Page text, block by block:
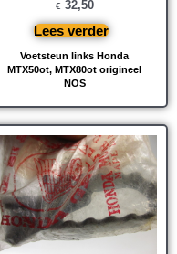
Voetsteun links Honda
MTX50ot, MTX80ot origineel
NOS
€ 32,50
Lees verder